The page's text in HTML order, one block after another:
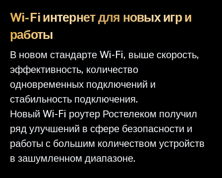
Wi-Fi интернет для новых игр и
работы
В новом стандарте Wi-Fi, выше скорость,
эффективность, количество
одновременных подключений и
стабильность подключения.
Новый Wi-Fi роутер Ростелеком получил
ряд улучшений в сфере безопасности и
работы с большим количеством устройств
в зашумленном диапазоне.